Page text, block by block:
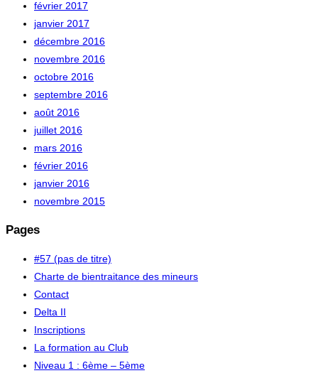
février 2017
janvier 2017
décembre 2016
novembre 2016
octobre 2016
septembre 2016
août 2016
juillet 2016
mars 2016
février 2016
janvier 2016
novembre 2015
Pages
#57 (pas de titre)
Charte de bientraitance des mineurs
Contact
Delta II
Inscriptions
La formation au Club
Niveau 1 : 6ème – 5ème